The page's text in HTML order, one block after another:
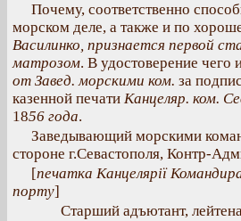
Почему, соответственно
морском деле, а также и по
Василинко, признается первой
матрозом. В удостоверение чего
от Завед. морскими ком. за
казенной печати Канцеляр. ком.
1856 года.
Заведывающий морскими
стороне г.Севастополя, Контр-
[печатка Канцелярiї
порту]
Старший адъютант,